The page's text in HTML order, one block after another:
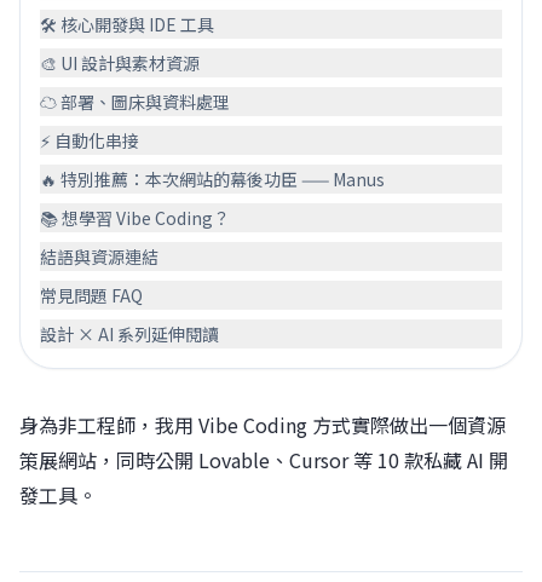
🛠️ 核心開發與 IDE 工具
🎨 UI 設計與素材資源
☁️ 部署、圖床與資料處理
⚡ 自動化串接
🔥 特別推薦：本次網站的幕後功臣 —— Manus
📚 想學習 Vibe Coding？
結語與資源連結
常見問題 FAQ
設計 × AI 系列延伸閱讀
身為非工程師，我用 Vibe Coding 方式實際做出一個資源
策展網站，同時公開 Lovable、Cursor 等 10 款私藏 AI 開
發工具。